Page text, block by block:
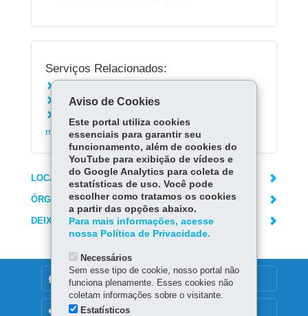
Serviços Relacionados:
Solicitar a renovação da carteira de motorista
Alterar a categoria da carteira de motorista
Acompanhar a emissão da carteira de
motorista
LOCAIS DE ATENDIMENTO
ÓRGÃO RESPONSÁVEL
DEIXE SUA OPINIÃO
DENUNCIE CORRUPÇÃO
OUVIDORIA
Aviso de Cookies
Este portal utiliza cookies
essenciais para garantir seu
funcionamento, além de cookies do
YouTube para exibição de vídeos e
do Google Analytics para coleta de
estatísticas de uso. Você pode
escolher como tratamos os cookies
a partir das opções abaixo.
Para mais informações, acesse
nossa Política de Privacidade.
Necessários
Sem esse tipo de cookie, nosso portal não
funciona plenamente. Esses cookies não
coletam informações sobre o visitante.
Estatísticos